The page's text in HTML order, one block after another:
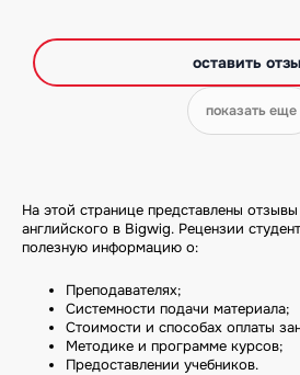
показать еще
оставить
На этой странице представлены
английского в Bigwig. Рецензии
полезную информацию о:
Преподавателях;
Системности подачи материала;
Стоимости и способах оплаты
Методике и программе курсов;
Предоставлении учебников.